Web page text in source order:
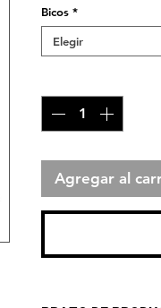
Bicos *
Elegir
Agregar al